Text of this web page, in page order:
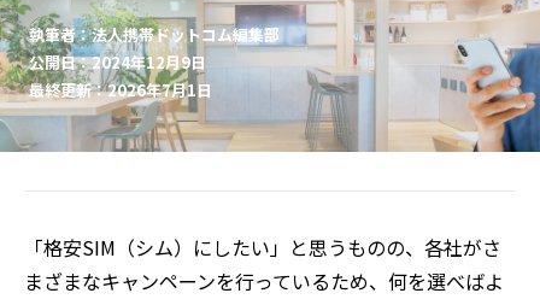
執筆者：法人携帯ドットコム編集部
公開日：2024年12月9日
最終更新：2026年7月1日
「格安SIM（シム）にしたい」と思うものの、各社がさ
まざまなキャンペーンを行っているため、何を選べばよ